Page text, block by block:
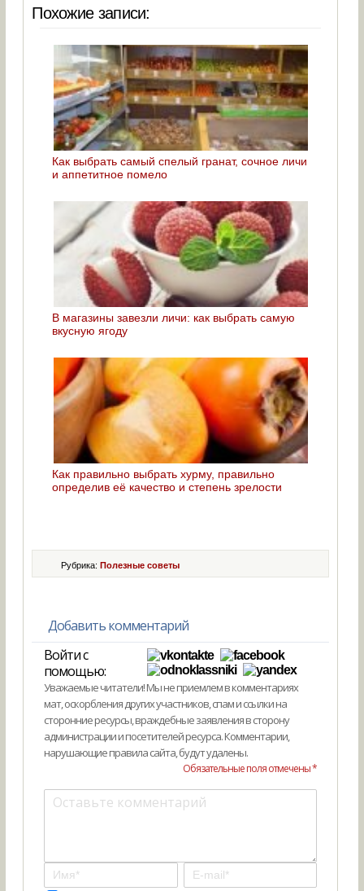
Похожие записи:
Как выбрать самый спелый гранат, сочное личи
и аппетитное помело
В магазины завезли личи: как выбрать самую
вкусную ягоду
Как правильно выбрать хурму, правильно
определив её качество и степень зрелости
Рубрика:Полезные советы
Добавить комментарий
Войти с
помощью:
Уважаемые читатели! Мы не приемлем в комментариях
мат, оскорбления других участников, спам и ссылки на
сторонние ресурсы, враждебные заявления в сторону
администрации и посетителей ресурса. Комментарии,
нарушающие правила сайта, будут удалены.
Обязательные поля отмечены *